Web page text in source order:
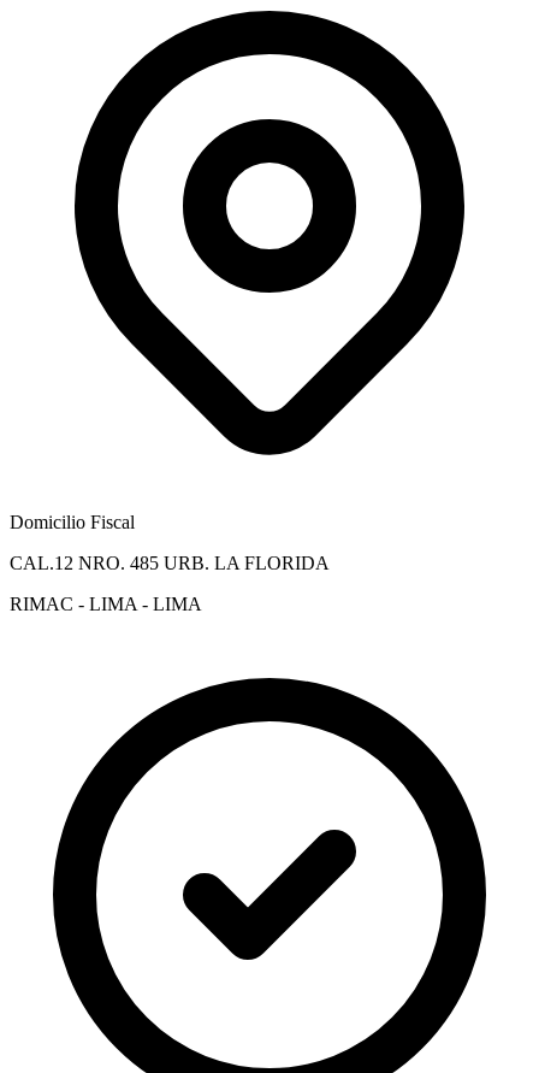
Domicilio Fiscal
CAL.12 NRO. 485 URB. LA FLORIDA
RIMAC - LIMA - LIMA